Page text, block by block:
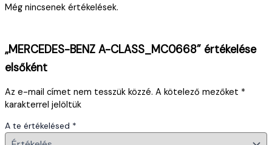
Még nincsenek értékelések.
„MERCEDES-BENZ A-CLASS_MC0668” értékelése
elsőként
Az e-mail címet nem tesszük közzé. A kötelező mezőket *
karakterrel jelöltük
A te értékelésed *